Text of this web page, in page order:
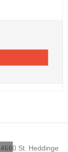
4660 St. Heddinge